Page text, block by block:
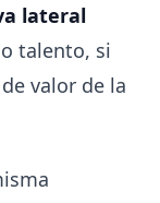
lateral
talento, si
valor de la